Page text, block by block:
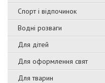
Спорт і відпочинок
Водні розваги
Для дітей
Для оформлення свят
Для тварин